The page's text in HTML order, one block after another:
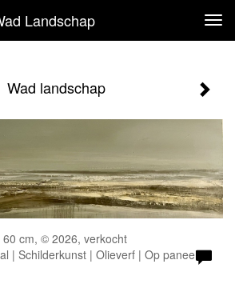
Landschap
Wad landschap
60 cm, © 2026, verkocht
| Schilderkunst | Olieverf | Op paneel